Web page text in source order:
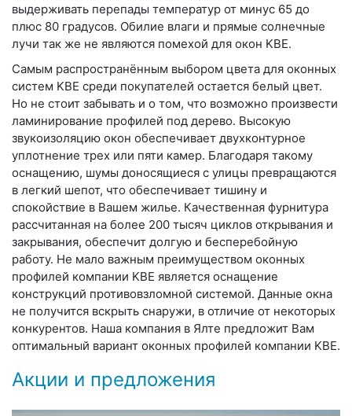
выдерживать перепады температур от минус 65 до
плюс 80 градусов. Обилие влаги и прямые солнечные
лучи так же не являются помехой для окон KBE.
Самым распространённым выбором цвета для оконных
систем KBE среди покупателей остается белый цвет.
Но не стоит забывать и о том, что возможно произвести
ламинирование профилей под дерево. Высокую
звукоизоляцию окон обеспечивает двухконтурное
уплотнение трех или пяти камер. Благодаря такому
оснащению, шумы доносящиеся с улицы превращаются
в легкий шепот, что обеспечивает тишину и
спокойствие в Вашем жилье. Качественная фурнитура
рассчитанная на более 200 тысяч циклов открывания и
закрывания, обеспечит долгую и бесперебойную
работу. Не мало важным преимуществом оконных
профилей компании KBE является оснащение
конструкций противовзломной системой. Данные окна
не получится вскрыть снаружи, в отличие от некоторых
конкурентов. Наша компания в Ялте предложит Вам
оптимальный вариант оконных профилей компании KBE.
Акции и предложения